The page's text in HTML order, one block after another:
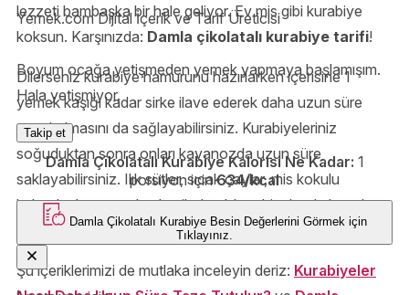
lezzeti bambaşka bir hale geliyor. Ev mis gibi kurabiye
koksun. Karşınızda: Damla çikolatalı kurabiye tarifi!
Dilerseniz kurabiye hamurunu hazırlarken içerisine 1
yemek kaşığı kadar sirke ilave ederek daha uzun süre
taze kalmasını da sağlayabilirsiniz. Kurabiyeleriniz
soğuduktan sonra onları kavanozda uzun süre
saklayabilirsiniz. Ilık sütler, sıcak çaylar, mis kokulu
kahveler hazırsa, damla çikolatalı kurabiyeler de hazır!
Hazırlamak için adım adım yapılışı aşağıda.
Şu içeriklerimizi de mutlaka inceleyin deriz: Kurabiyeler
Yemek.com Dijital İçerik ve Tarif Üreticisi
Boyum ocağa yetişmeden yemek yapmaya başlamışım.
Hala yetişmiyor.
Takip et
Damla Çikolatalı Kurabiye Kalorisi Ne Kadar: 1
porsiyon için634/kcal
Damla Çikolatalı Kurabiye
Besin Değerlerini Görmek için
Tıklayınız.